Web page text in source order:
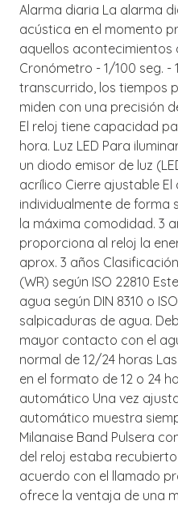
Alarma diaria La alarma
acústica en el momento
aquellos acontecimientos
Cronómetro - 1/100 seg. -
transcurrido, los tiempos
miden con una precisión
El reloj tiene capacidad
hora. Luz LED Para
un diodo emisor de luz
acrílico Cierre ajustable
individualmente de
la máxima comodidad. 3
proporciona al reloj la
aprox. 3 años
(WR) según ISO 22810
agua según DIN 8310 o
salpicaduras de agua.
mayor contacto con el
normal de 12/24 horas
en el formato de 12 o 24
automático Una vez
automático muestra
Milanaise Band Pulsera
del reloj estaba
acuerdo con el llamado
ofrece la ventaja de una